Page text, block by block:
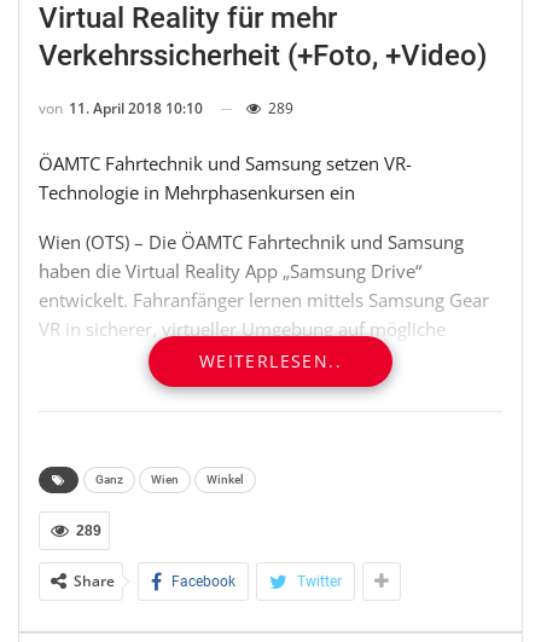
Virtual Reality für mehr
Verkehrssicherheit (+Foto, +Video)
von 11. April 2018 10:10 289
ÖAMTC Fahrtechnik und Samsung setzen VR-
Technologie in Mehrphasenkursen ein
Wien (OTS) – Die ÖAMTC Fahrtechnik und Samsung
haben die Virtual Reality App „Samsung Drive“
entwickelt. Fahranfänger lernen mittels Samsung Gear
VR in sicherer, virtueller Umgebung auf mögliche
Gefahrensituationen im Straßenverkehr richtig zu
reagieren und erleben gleichzeitig, welche drastischen
Folgen falsches Verhalten nach sich ziehen kann. Ab
Mehrphasentrainings der ÖAMTC Fahrtechnik in ganz
Ganz nach dem Motto „Lernen durch erleben“ gibt die
VR-Technologie 360°-Inhalte außergewöhnlich
WEITERLESEN..
Ganz Wien Winkel
289
Share Facebook Twitter